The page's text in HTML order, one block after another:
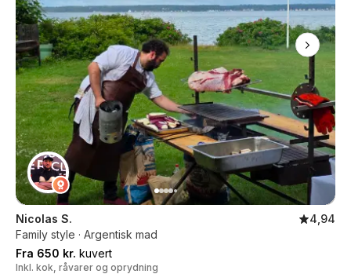
Nicolas S.
4,94
Family style · Argentisk mad
Fra 650 kr. kuvert
Inkl. kok, råvarer og oprydning